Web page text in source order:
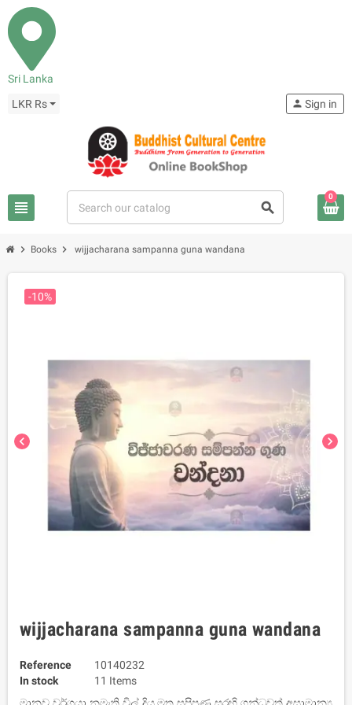
Sri Lanka
LKR Rs
view_headline search
person Sign in
0
chevron_right Books chevron_right wijjacharana sampanna guna wandana
chevron_left chevron_right
-10%
wijjacharana sampanna guna wandana
Reference
10140232
In stock
11 Items